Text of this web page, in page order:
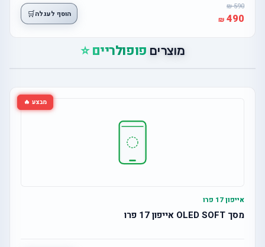
590
490 הוסף לעגלה🛒
מוצרים פופולריים ⭐
מבצע 🔥
אייפון 17 פרו
מסך OLED SOFT אייפון 17 פרו